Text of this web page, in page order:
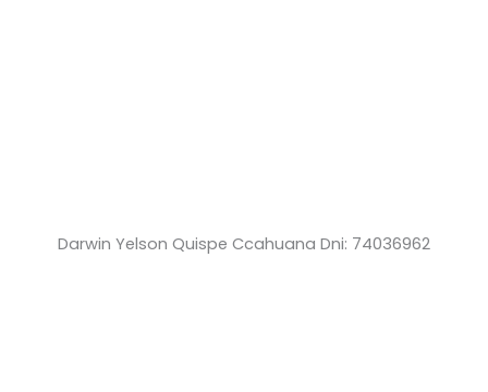
Darwin Yelson Quispe Ccahuana Dni: 74036962